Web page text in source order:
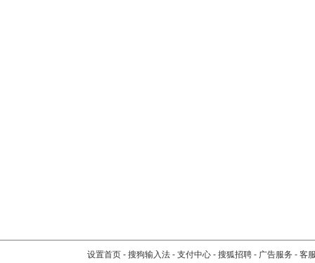
设置首页 - 搜狗输入法 - 支付中心 - 搜狐招聘 - 广告服务 - 客